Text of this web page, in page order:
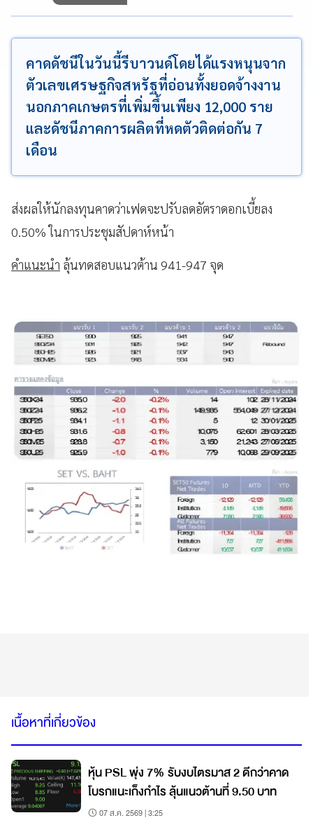
คาดดัชนีในวันนี้รีบาวนด์โดยได้แรงหนุนจาก
ตัวเลขเศรษฐกิจสหรัฐที่อ่อนทั้งยอดจ้างงาน
นอกภาคเกษตรที่เพิ่มขึ้นเพียง 12,000 ราย
และดัชนีภาคการผลิตที่หดตัวติดต่อกัน 7
เดือน
ส่งผลให้นักลงทุนคาดว่าเฟดจะปรับลดอัตราดอกเบี้ยลง
0.50% ในการประชุมสัปดาห์หน้า
คำแนะนำ ลุ้นทดสอบแนวต้าน 941-947 จุด
เนื้อหาที่เกี่ยวข้อง
หุ้น PSL พุ่ง 7% รับงบไตรมาส 2 ดีกว่าคาด
โบรกแนะเก็งกำไร ลุ้นแนวต้านที่ 9.50 บาท
07 ส.ค. 2569 | 3:25